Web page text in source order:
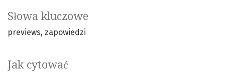
Słowa kluczowe
previews zapowiedzi
Jak cytować